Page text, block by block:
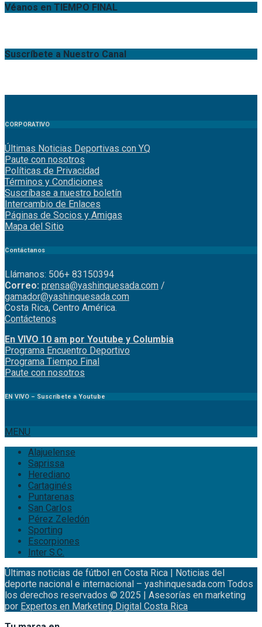
Véanos en TIEMPO FINAL
Suscríbete a Nuestro Canal
CORPORATIVO
Últimas Noticias Deportivas con YQ
Paute con nosotros
Políticas de Privacidad
Términos y Condiciones
Suscríbase a nuestro boletín
Intercambio de Enlaces
Páginas de Socios y Amigas
Mapa del Sitio
Contáctanos
Llámanos: 506+ 83150394
Correo: prensa@yashinquesada.com /
gamador@yashinquesada.com
Costa Rica, Centro América.
Contáctenos
En VIVO 10 am por Youtube y Columbia
Programa Encuentro Deportivo
Programa Tiempo Final
Paute con nosotros
EN VIVO – Suscríbete a Youtube
MENU
Alajuelense
Saprissa
Herediano
Cartaginés
Puntarenas
San Carlos
Pérez Zeledón
Sporting
Escorpiones
Inter S.C.
Últimas noticias de fútbol en Costa Rica | Noticias del
deporte nacional e internacional – yashinquesada.com Todos
los derechos reservados © 2025 | Asesorías en marketing
por Expertos en Marketing Digital Costa Rica